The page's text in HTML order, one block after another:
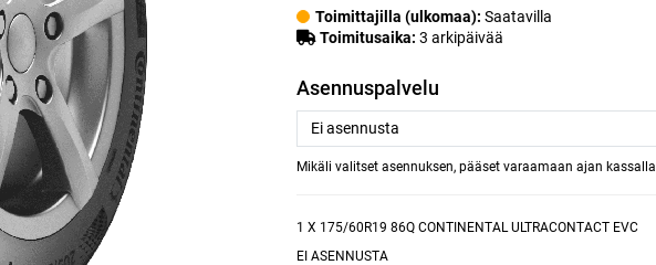
Toimittajilla (ulkomaa): Saatavilla
Toimitusaika: 3 arkipäivää
Asennuspalvelu
Mikäli valitset asennuksen, pääset varaamaan ajan kassalla
1 X 175/60R19 86Q CONTINENTAL ULTRACONTACT EVC
EI ASENNUSTA